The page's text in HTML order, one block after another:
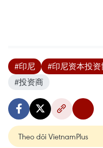
#印尼 #印尼资本投
#投资商
Theo dõi VietnamPlus